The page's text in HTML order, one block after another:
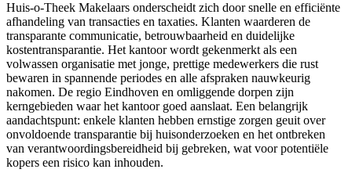
Huis-o-Theek Makelaars onderscheidt zich door snelle en efficiënte
afhandeling van transacties en taxaties. Klanten waarderen de
transparante communicatie, betrouwbaarheid en duidelijke
kostentransparantie. Het kantoor wordt gekenmerkt als een
volwassen organisatie met jonge, prettige medewerkers die rust
bewaren in spannende periodes en alle afspraken nauwkeurig
nakomen. De regio Eindhoven en omliggende dorpen zijn
kerngebieden waar het kantoor goed aanslaat. Een belangrijk
aandachtspunt: enkele klanten hebben ernstige zorgen geuit over
onvoldoende transparantie bij huisonderzoeken en het ontbreken
van verantwoordingsbereidheid bij gebreken, wat voor potentiële
kopers een risico kan inhouden.